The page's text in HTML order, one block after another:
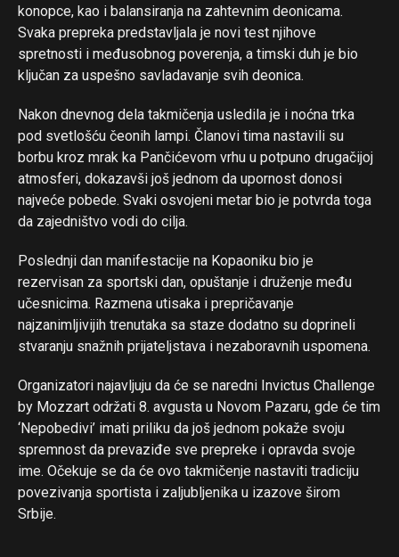
konopce, kao i balansiranja na zahtevnim deonicama.
Svaka prepreka predstavljala je novi test njihove
spretnosti i međusobnog poverenja, a timski duh je bio
ključan za uspešno savladavanje svih deonica.
Nakon dnevnog dela takmičenja usledila je i noćna trka
pod svetlošću čeonih lampi. Članovi tima nastavili su
borbu kroz mrak ka Pančićevom vrhu u potpuno drugačijoj
atmosferi, dokazavši još jednom da upornost donosi
najveće pobede. Svaki osvojeni metar bio je potvrda toga
da zajedništvo vodi do cilja.
Poslednji dan manifestacije na Kopaoniku bio je
rezervisan za sportski dan, opuštanje i druženje među
učesnicima. Razmena utisaka i prepričavanje
najzanimljivijih trenutaka sa staze dodatno su doprineli
stvaranju snažnih prijateljstava i nezaboravnih uspomena.
Organizatori najavljuju da će se naredni Invictus Challenge
by Mozzart održati 8. avgusta u Novom Pazaru, gde će tim
‘Nepobedivi’ imati priliku da još jednom pokaže svoju
spremnost da prevaziđe sve prepreke i opravda svoje
ime. Očekuje se da će ovo takmičenje nastaviti tradiciju
povezivanja sportista i zaljubljenika u izazove širom
Srbije.